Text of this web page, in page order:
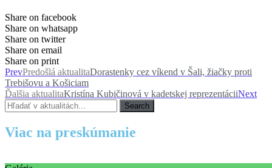
Share on facebook
Share on whatsapp
Share on twitter
Share on email
Share on print
PrevPredošlá aktualitaDorastenky cez víkend v Šali, žiačky proti
Trebišovu a Košiciam
Ďalšia aktualitaKristína Kubičinová v kadetskej reprezentáciiNext
Search
Viac na preskúmanie